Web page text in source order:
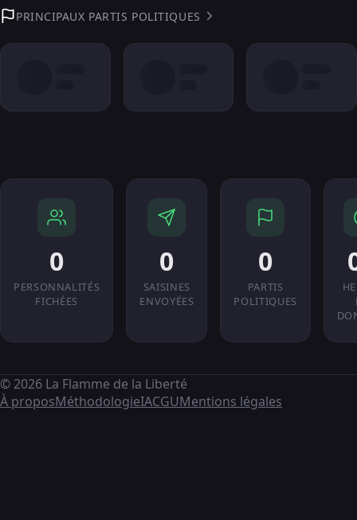
PRINCIPAUX PARTIS POLITIQUES
0
PERSONNALITÉS
FICHÉES
0
SAISINES
ENVOYÉES
0
PARTIS
POLITIQUES
© 2026 La Flamme de la Liberté
À proposMéthodologieIACGUMentions légales